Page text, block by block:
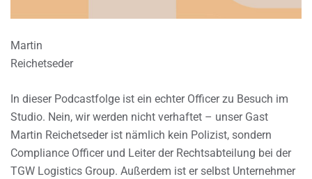
Martin
Reichetseder
In dieser Podcastfolge ist ein echter Officer zu Besuch im
Studio. Nein, wir werden nicht verhaftet – unser Gast
Martin Reichetseder ist nämlich kein Polizist, sondern
Compliance Officer und Leiter der Rechtsabteilung bei der
TGW Logistics Group. Außerdem ist er selbst Unternehmer